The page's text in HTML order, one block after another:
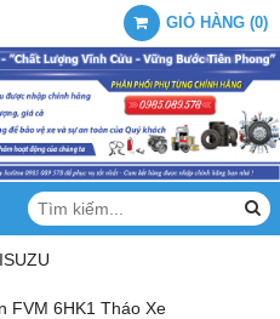
GIỎ HÀNG (0)
FVM 6HK1 Tháo Xe